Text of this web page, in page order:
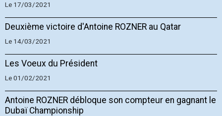
Le 17/03/2021
Deuxième victoire d'Antoine ROZNER au Qatar
Le 14/03/2021
Les Voeux du Président
Le 01/02/2021
Antoine ROZNER débloque son compteur en gagnant le
Dubaï Championship